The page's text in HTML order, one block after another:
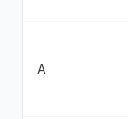
A